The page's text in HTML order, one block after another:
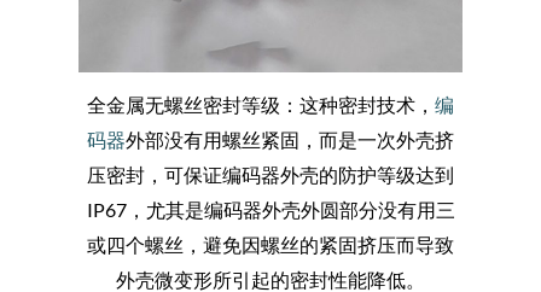
全金属无螺丝密封等级：这种密封技术， 编
码器外部没有用螺丝紧固，而是一次外壳挤
压密封，可保证编码器外壳的防护等级达到
IP67，尤其是编码器外壳外圆部分没有用三
或四个螺丝，避免因螺丝的紧固挤压而导致
外壳微变形所引起的密封性能降低。